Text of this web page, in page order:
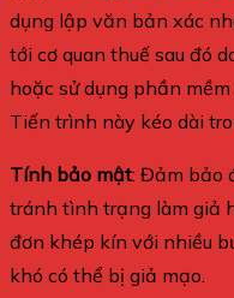
dụng lập văn bản xác
tới cơ quan thuế sau đó
hoặc sử dụng phần
Tiến trình này kéo dài
Tính bảo mật: Đảm bảo
tránh tình trạng làm giả
đơn khép kín với nhiều
khó có thể bị giả mạo.